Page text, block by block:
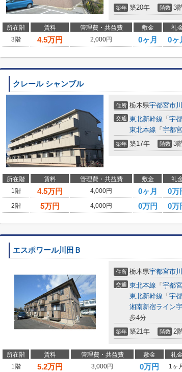
築年 築20年 階数 3
所在階 賃料 管理費・共益費 敷金 礼
3階
4.5万円 2,000円 0ヶ月 0ヶ
クレール シャンブル
住所 栃木県宇都宮市
交通 東北新幹線 「 宇
東北本線 「 宇都宮
築年 築17年 階数 3
所在階 賃料 管理費・共益費 敷金 礼
1階
4.5万円 4,000円 0ヶ月 0万
2階
5万円 4,000円 0万円 0万
エスポワール川田Ｂ
住所 栃木県宇都宮市
交通 東北本線 「 宇都宮
東北新幹線 「 宇
湘南新宿ライン
歩4分
築年 築21年 階数 2
所在階 賃料 管理費・共益費 敷金 礼金
1階
5.2万円 3,000円 0万円 1ヶ